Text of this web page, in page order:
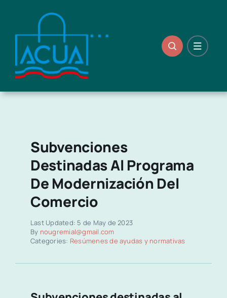
content
Subvenciones
Destinadas Al Programa
De Modernización Del
Comercio
Last Updated: 5 de May de 2023
By nougremial@gmail.com
Categories: Resúmenes de ayudas y normativas